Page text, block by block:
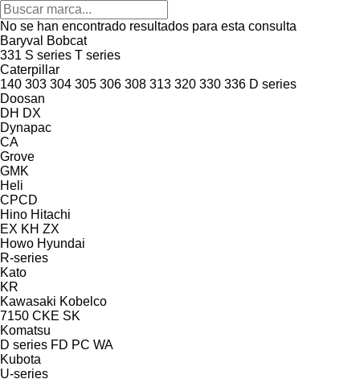
No se han encontrado resultados para esta consulta
Baryval
Bobcat
331 S series T series
Caterpillar
140 303 304 305 306 308 313 320 330 336 D series
Doosan
DH DX
Dynapac
CA
Grove
GMK
Heli
CPCD
Hino Hitachi
EX KH ZX
Howo Hyundai
R-series
Kato
KR
Kawasaki Kobelco
7150 CKE SK
Komatsu
D series FD PC WA
Kubota
U-series